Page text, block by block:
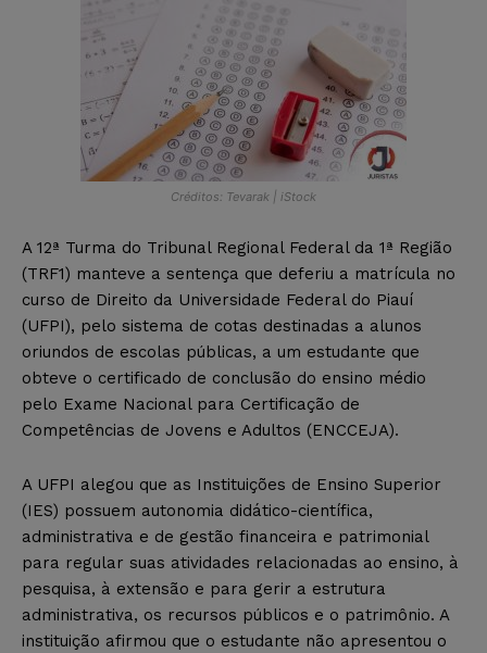
Créditos: Tevarak | iStock
A 12ª Turma do Tribunal Regional Federal da 1ª Região
(TRF1) manteve a sentença que deferiu a matrícula no
curso de Direito da Universidade Federal do Piauí
(UFPI), pelo sistema de cotas destinadas a alunos
oriundos de escolas públicas, a um estudante que
obteve o certificado de conclusão do ensino médio
pelo Exame Nacional para Certificação de
Competências de Jovens e Adultos (ENCCEJA).
A UFPI alegou que as Instituições de Ensino Superior
(IES) possuem autonomia didático-científica,
administrativa e de gestão financeira e patrimonial
para regular suas atividades relacionadas ao ensino, à
pesquisa, à extensão e para gerir a estrutura
administrativa, os recursos públicos e o patrimônio. A
instituição afirmou que o estudante não apresentou o